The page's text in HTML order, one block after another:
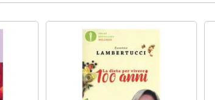
Vedi tutti Vedi tutti